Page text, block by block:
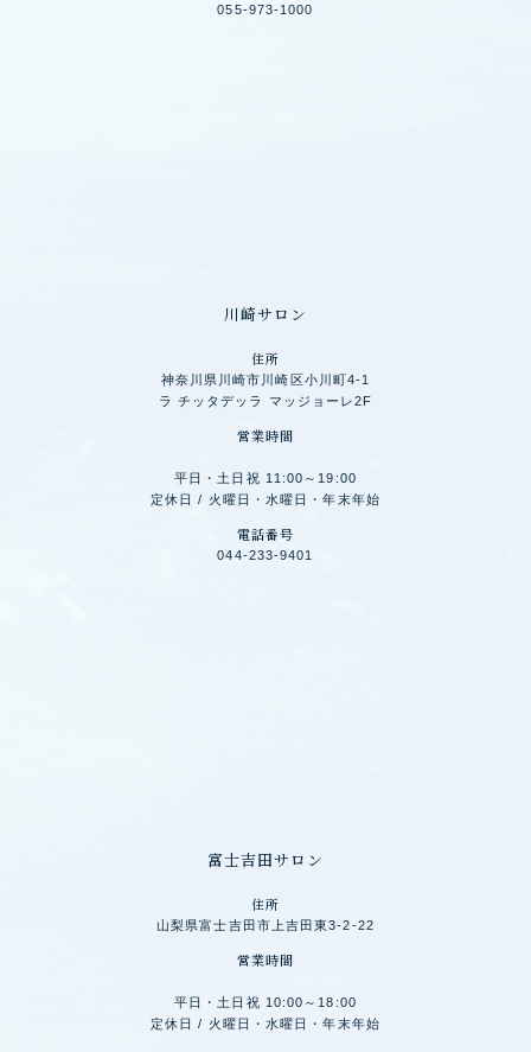
055-973-1000
川崎サロン
住所
神奈川県川崎市川崎区小川町4-1
ラ チッタデッラ マッジョーレ2F
営業時間
平日・土日祝 11:00～19:00
定休日 / 火曜日・水曜日・年末年始
電話番号
044-233-9401
富士吉田サロン
住所
山梨県富士吉田市上吉田東3-2-22
営業時間
平日・土日祝 10:00～18:00
定休日 / 火曜日・水曜日・年末年始